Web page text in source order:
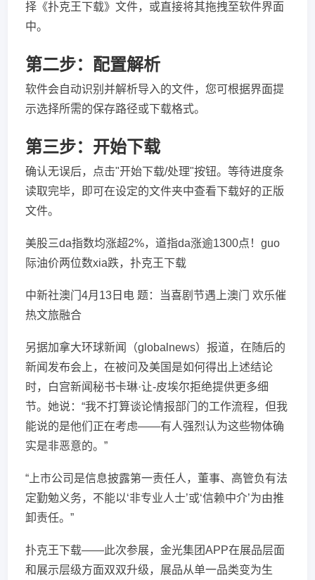
择《扑克王下载》文件，或直接将其拖拽至软件界面
中。
第二步：配置解析
软件会自动识别并解析导入的文件，您可根据界面提
示选择所需的保存路径或下载格式。
第三步：开始下载
确认无误后，点击"开始下载/处理"按钮。等待进度条
读取完毕，即可在设定的文件夹中查看下载好的正版
文件。
美股三da指数均涨超2%，道指da涨逾1300点！guo
际油价两位数xia跌，扑克王下载
中新社澳门4月13日电 题：当喜剧节遇上澳门 欢乐催
热文旅融合
另据加拿大环球新闻（globalnews）报道，在随后的
新闻发布会上，在被问及美国是如何得出上述结论
时，白宫新闻秘书卡琳·让-皮埃尔拒绝提供更多细
节。她说：“我不打算谈论情报部门的工作流程，但我
能说的是他们正在考虑——有人强烈认为这些物体确
实是非恶意的。”
“上市公司是信息披露第一责任人，董事、高管负有法
定勤勉义务，不能以‘非专业人士’或‘信赖中介’为由推
卸责任。”
扑克王下载——此次参展，金光集团APP在展品层面
和展示层级方面双双升级，展品从单一品类变为生